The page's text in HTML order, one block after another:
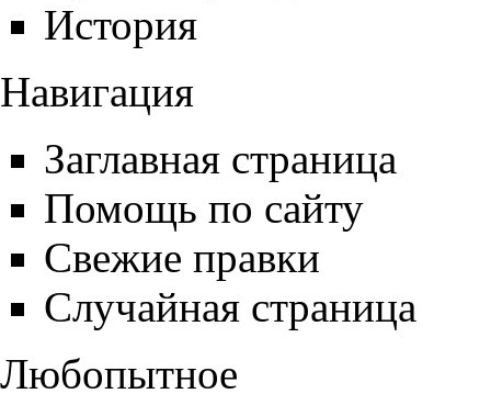
История
Навигация
Заглавная страница
Помощь по сайту
Свежие правки
Случайная страница
Любопытное